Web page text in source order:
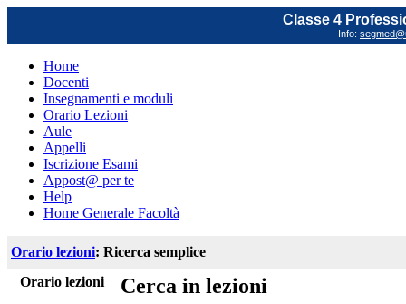
Classe 4
Info:
Home
Docenti
Insegnamenti e moduli
Orario Lezioni
Aule
Appelli
Iscrizione Esami
Appost@ per te
Help
Home Generale Facoltà
Orario lezioni: Ricerca semplice
Orario lezioni
Cerca in lezioni